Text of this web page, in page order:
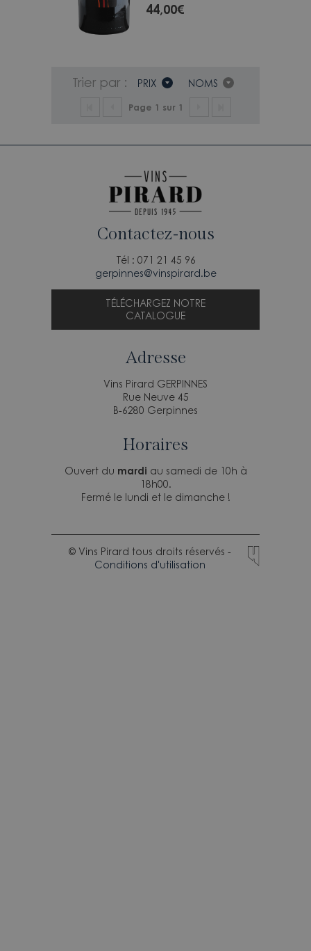
44,00€
Trier par : PRIX NOMS
Page 1 sur 1
Contactez-nous
Tél : 071 21 45 96
gerpinnes@vinspirard.be
TÉLÉCHARGEZ NOTRE
CATALOGUE
Adresse
Vins Pirard GERPINNES
Rue Neuve 45
B-6280 Gerpinnes
Horaires
Ouvert du mardi au samedi de 10h à
18h00.
Fermé le lundi et le dimanche !
© Vins Pirard tous droits réservés -
Conditions d'utilisation